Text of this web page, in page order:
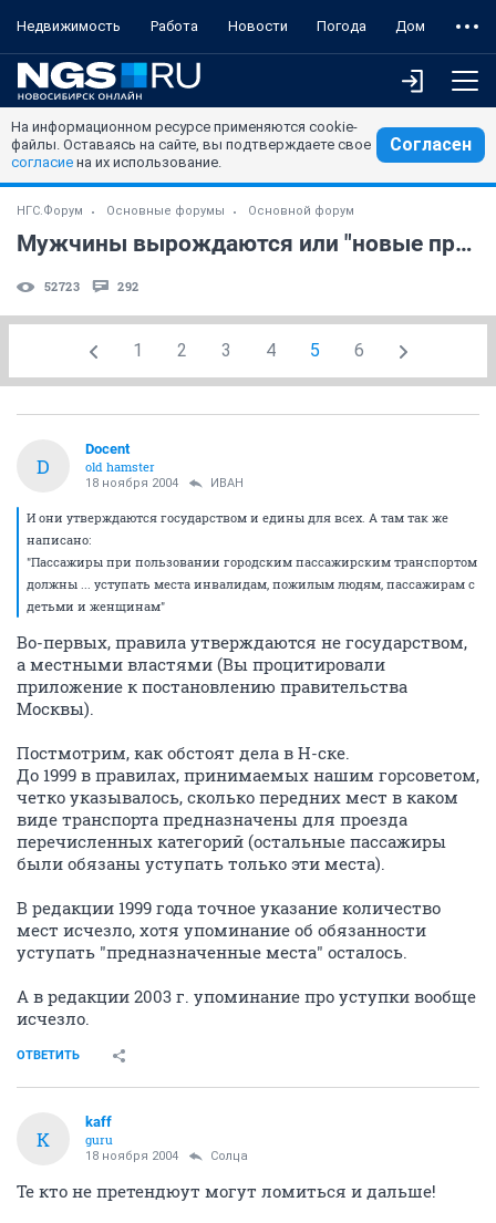
Недвижимость Работа Новости Погода Дом
На информационном ресурсе применяются cookie-
файлы. Оставаясь на сайте, вы подтверждаете свое
согласие на их использование.
Согласен
НГС.Форум Основные форумы Основной форум
Мужчины вырождаются или "новые правила проезда"
52723 292
1 2 3 4 5 6
D
Docent
old hamster
18 ноября 2004 ИBАH
И они утверждаются государством и едины для всех. А там так же
написано:
"Пассажиры при пользовании городским пассажирским транспортом
должны ... уступать места инвалидам, пожилым людям, пассажирам с
детьми и женщинам"
Во-первых, правила утверждаются не государством,
а местными властями (Вы процитировали
приложение к постановлению правительства
Москвы).
Постмотрим, как обстоят дела в Н-ске.
До 1999 в правилах, принимаемых нашим горсоветом,
четко указывалось, сколько передних мест в каком
виде транспорта предназначены для проезда
перечисленных категорий (остальные пассажиры
были обязаны уступать только эти места).
В редакции 1999 года точное указание количество
мест исчезло, хотя упоминание об обязанности
уступать "предназначенные места" осталось.
А в редакции 2003 г. упоминание про уступки вообще
исчезло.
ОТВЕТИТЬ
K
kaff
guru
18 ноября 2004 Солца
Те кто не претендюут могут ломиться и дальше!